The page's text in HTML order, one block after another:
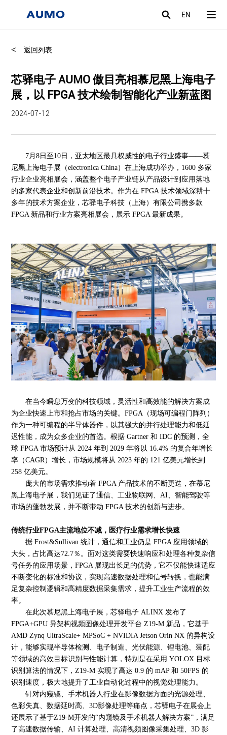
EN
< 返回列表
芯驿电子 AUMO 傲目亮相慕尼黑上海电子
展，以 FPGA 技术绘制智能化产业新蓝图
2024-07-12
7月8日至10日，亚太地区最具权威性的电子行业盛事——慕
尼黑上海电子展（electronica China）在上海成功举办， 1600 多家
行业企业亮相展会，涵盖整个电子产业链从产品设计到应用落地
的多家代表企业和创新前沿技术。作为在 FPGA 技术领域深耕十
多年的技术方案企业，芯驿电子科技（上海）有限公司携多款
FPGA 新品和行业方案亮相展会，展示 FPGA 最新成果。
在当今瞬息万变的科技领域，灵活性和高效能的解决方案成
为企业快速上市和抢占市场的关键。FPGA（现场可编程门阵列）
作为一种可编程的半导体器件，以其强大的并行处理能力和低延
迟性能，成为众多企业的首选。根据 Gartner 和 IDC 的预测，全
球 FPGA 市场预计从 2024 年到 2029 年将以 16.4% 的复合年增长
率（CAGR）增长，市场规模将从 2023 年的 121 亿美元增长到
258 亿美元。
庞大的市场需求推动着FPGA 产品技术的不断更迭，在慕尼
黑上海电子展，我们见证了通信、工业物联网、AI、智能驾驶等
市场的蓬勃发展，并不断带动 FPGA 技术的创新与进步。
传统行业FPGA主流地位不减，医疗行业需求增长快速
据Frost&Sullivan 统计，通信和工业仍是 FPGA 应用领域的
大头，占比高达72.7％。面对这类需要快速响应和处理各种复杂信
号任务的应用场景，FPGA 展现出长足的优势，它不仅能快速适应
不断变化的标准和协议，实现高速数据处理和信号转换，也能满
足复杂控制逻辑和高精度数据采集需求，提升工业生产流程的效
率。
在此次慕尼黑上海电子展，芯驿电子ALINX 发布了
FPGA+GPU 异架构视频图像处理开发平台 Z19-M 新品，它基于
AMD Zynq UltraScale+ MPSoC + NVIDIA Jetson Orin NX 的异构设
计，能够实现半导体检测、电子制造、光伏能源、锂电池、装配
等领域的高效目标识别与性能计算，特别是在采用 YOLOX 目标
识别算法的情况下，Z19-M 实现了高达 0.9 的 mAP 和 50FPS 的
识别速度，极大地提升了工业自动化过程中的视觉处理能力。
针对内窥镜、手术机器人行业在影像数据方面的光源处理、
色彩失真、数据延时高、3D影像处理等痛点，芯驿电子在展会上
还展示了基于Z19-M开发的“内窥镜及手术机器人解决方案”，满足
了高速数据传输、AI 计算处理、高清视频图像采集处理、3D 影